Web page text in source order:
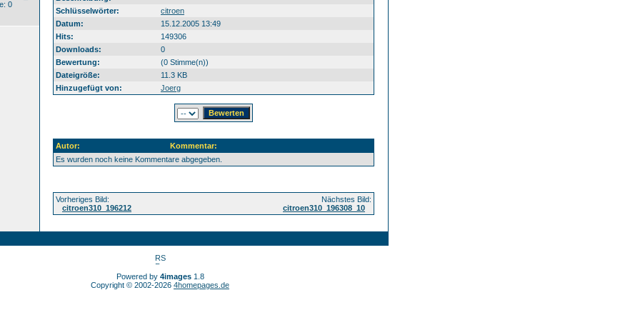
0
Schlüsselwörter:
citroen
Datum:
15.12.2005 13:49
Hits:
149306
Downloads:
0
Bewertung:
(0 Stimme(n))
Dateigröße:
11.3 KB
Hinzugefügt von:
Joerg
Autor:
Kommentar:
Es wurden noch keine Kommentare abgegeben.
Vorheriges Bild:
citroen310_196212
Nächstes Bild:
citroen310_196308_10
Powered by 4images1.8
Copyright © 2002-2026 4homepages.de